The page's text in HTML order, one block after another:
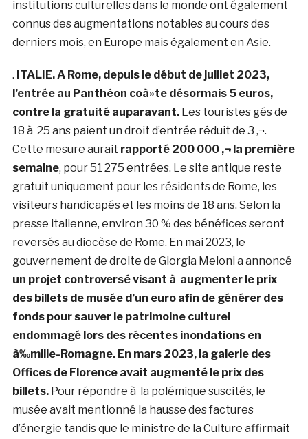
institutions culturelles dans le monde ont également
connus des augmentations notables au cours des
derniers mois, en Europe mais également en Asie.
. ITALIE. A Rome, depuis le début de juillet 2023,
l’entrée au Panthéon coà»te désormais 5 euros,
contre la gratuité auparavant.Les touristes gés de
18 à 25 ans paient un droit d’entrée réduit de 3 ‚¬.
Cette mesure aurait rapporté 200 000 ‚¬ la première
semaine, pour 51 275 entrées. Le site antique reste
gratuit uniquement pour les résidents de Rome, les
visiteurs handicapés et les moins de 18 ans. Selon la
presse italienne, environ 30 % des bénéfices seront
reversés au diocèse de Rome. En mai 2023, le
gouvernement de droite de Giorgia Meloni a annoncé
un projet controversé visant à augmenter le prix
des billets de musée d’un euro afin de générer des
fonds pour sauver le patrimoine culturel
endommagé lors des récentes inondations en
à‰milie-Romagne. En mars 2023, la galerie des
Offices de Florence avait augmenté le prix des
billets.Pour répondre à la polémique suscités, le
musée avait mentionné la hausse des factures
d’énergie tandis que le ministre de la Culture affirmait